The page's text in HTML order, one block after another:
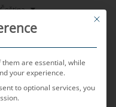
Čeština
This
are essential, while
your experience.
to optional services, you